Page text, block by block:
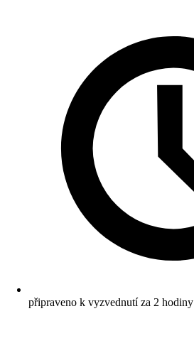
připraveno k vyzvednutí za 2 hodiny